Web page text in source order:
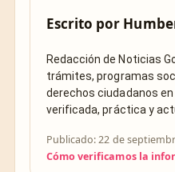
Escrito por
Redacción de Noticias
trámites, programas
derechos ciudadanos
verificada, práctica y
Publicado: 22 de
Cómo verificamos la